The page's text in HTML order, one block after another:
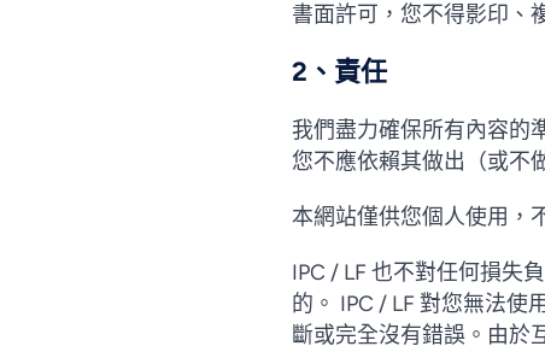
書面許可，您不得影印、
2、責任
我們盡力確保所有內容的
您不應依賴其做出（或不
本網站僅供您個人使用，
IPC / LF 也不對任何損失
的。 IPC / LF 對您無法使
斷或完全沒有錯誤。由於